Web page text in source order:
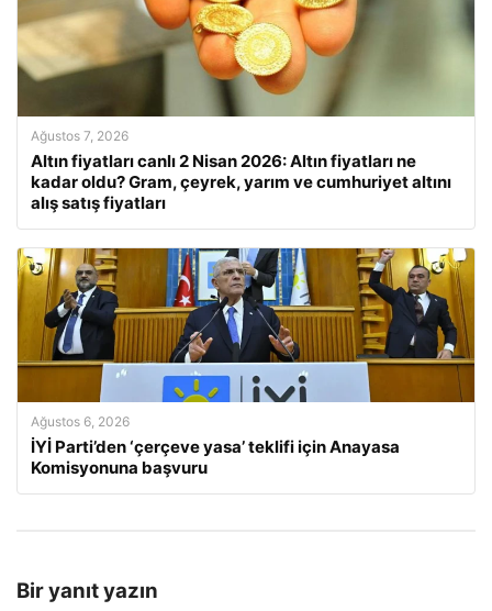
Ağustos 7, 2026
Altın fiyatları canlı 2 Nisan 2026: Altın fiyatları ne
kadar oldu? Gram, çeyrek, yarım ve cumhuriyet altını
alış satış fiyatları
Ağustos 6, 2026
İYİ Parti’den ‘çerçeve yasa’ teklifi için Anayasa
Komisyonuna başvuru
Bir yanıt yazın